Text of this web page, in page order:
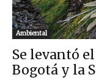
Ambiental
Se levantó
Bogotá y la